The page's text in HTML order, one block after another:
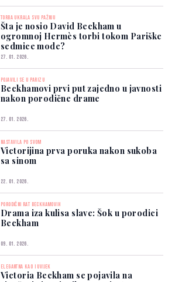
TORBA UKRALA SVU PAŽNJU
Šta je nosio David Beckham u
ogromnoj Hermès torbi tokom Pariške
sedmice mode?
27. 01. 2026.
POJAVILI SE U PARIZU
Beckhamovi prvi put zajedno u javnosti
nakon porodične drame
27. 01. 2026.
NASTAVILA PO SVOM
Victorijina prva poruka nakon sukoba
sa sinom
22. 01. 2026.
PORODIČNI RAT BECKHAMOVIH
Drama iza kulisa slave: Šok u porodici
Beckham
09. 01. 2026.
ELEGANTNA KAO I UVIJEK
Victoria Beckham se pojavila na